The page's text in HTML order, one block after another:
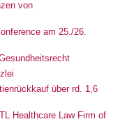
von
am 25./26.
über rd. 1,6
Healthcare Law Firm of